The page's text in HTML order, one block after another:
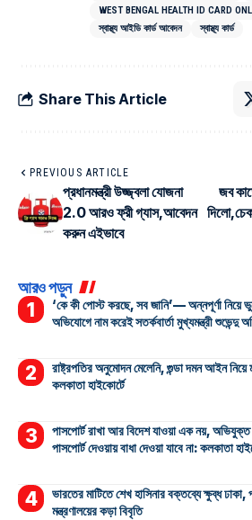
WEST BENGAL HEALTH ID CARD
স্বাস্থ্য আইডি কার্ড আবেদন
স্বাস্থ্য কার্ড
Share This Article
PREVIOUS ARTICLE
প্রধানমন্ত্রী উজ্জ্বলা যোজনা
2.0 আরও ফ্রী গ্যাস,আবেদন
করুন এইভাবে
জব
আরও পড়ুন
‘কে কী পোস্ট করছে, সব জানি’— অন্নপূর্ণা নিয়ে
অভিযোগে নাম করেই সতর্কবার্তা মুখ্যমন্ত্রী শুভেন্দু
রাষ্ট্রপতির অনুমোদন মেলেনি, গুন্ডা দমন আইন নিয়ে
কলকাতা হাইকোর্টে
পাসপোর্ট রাখা আর বিদেশ যাওয়া এক নয়,
পাসপোর্ট দেওয়ায় বাধা দেওয়া যাবে না: কলকাতা
ভারতের মাটিতে শেখ হাসিনার বক্তব্যে ক্ষুব্ধ ঢাকা,
মন্ত্রণালয়ের কড়া বিবৃতি